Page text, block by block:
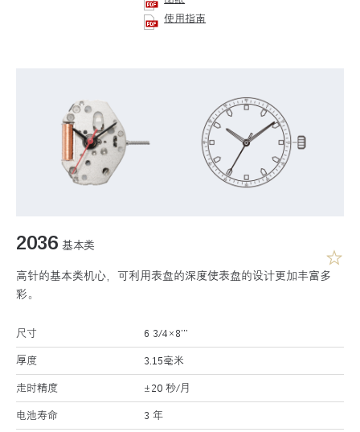
使用指南
2036 基本类
高针的基本类机心，可利用表盘的深度使表盘的设计更加丰富多
彩。
尺寸 6 3/4×8’’’
厚度 3.15毫米
走时精度 ±20 秒/月
电池寿命 3 年